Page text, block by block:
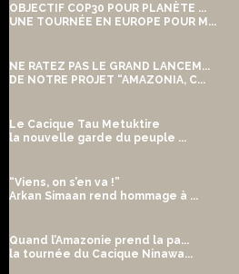
OBJECTIF COP30 POUR PLANÈTE ...
UNE TOURNÉE EN EUROPE POUR M...
NE RATEZ PAS LE GRAND LANCEM...
DE NOTRE PROJET “AMAZONIA, C...
Le Cacique Tau Metuktire
la nouvelle garde du peuple ...
“Viens, on s’en va !”
Arkan Simaan rend hommage à ...
Quand l’Amazonie prend la pa...
la tournée du Cacique Ninawa...